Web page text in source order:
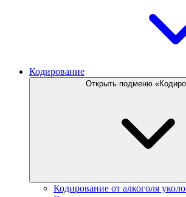
Кодирование
Открыть подменю
Кодирование от алкоголя